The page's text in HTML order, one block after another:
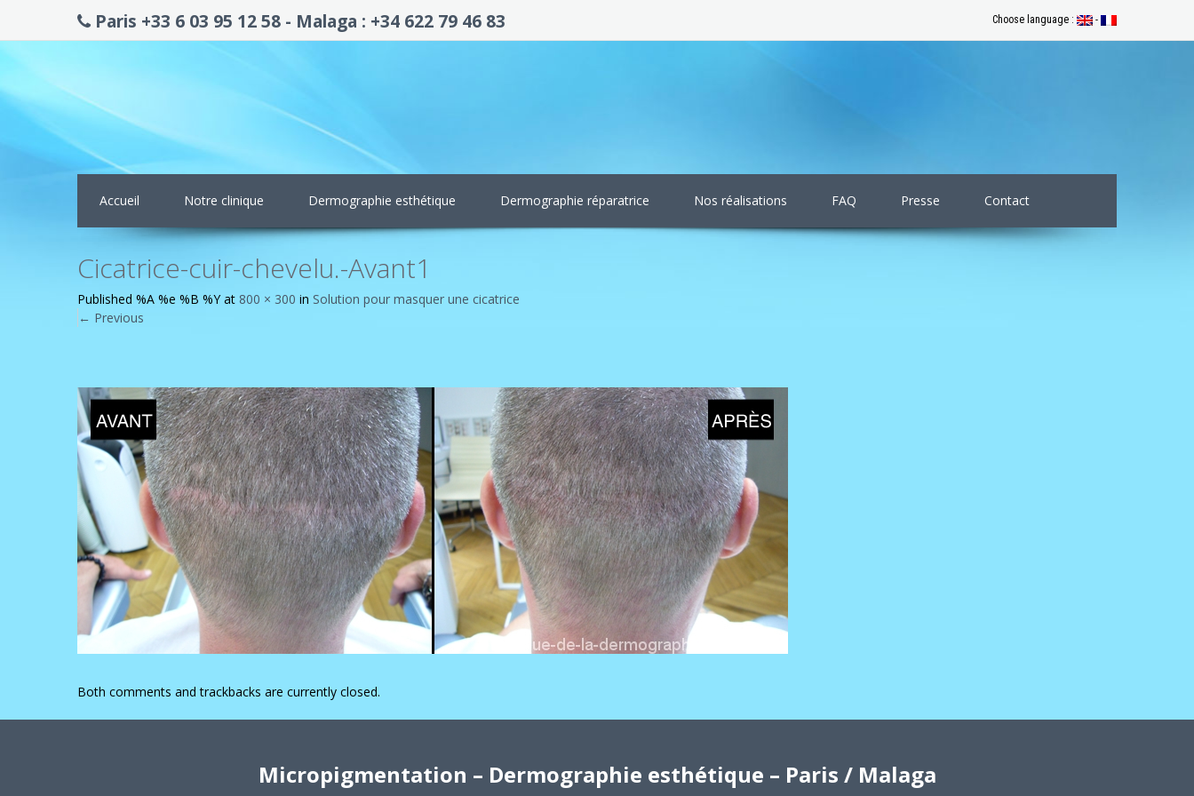
Paris +33 6 03 95 12 58 - Malaga : +34 622 79 46 83 Choose language : -
Accueil Notre clinique Dermographie esthétique Dermographie réparatrice Nos réalisations FAQ Presse Contact
Cicatrice-cuir-chevelu.-Avant1
Published %A %e %B %Yat 800 × 300 in Solution pour masquer une cicatrice
← Previous
Both comments and trackbacks are currently closed.
Micropigmentation – Dermographie esthétique – Paris / Malaga